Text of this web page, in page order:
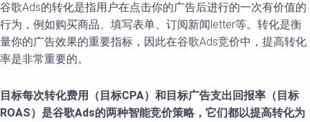
谷歌Ads的转化是指用户在点击你的广告后进行的一次有价值的
行为，例如购买商品、填写表单、订阅新闻letter等。转化是衡
量你的广告效果的重要指标，因此在谷歌Ads竞价中，提高转化
率是非常重要的。
目标每次转化费用（目标CPA）和目标广告支出回报率（目标
ROAS）是谷歌Ads的两种智能竞价策略，它们都以提高转化为